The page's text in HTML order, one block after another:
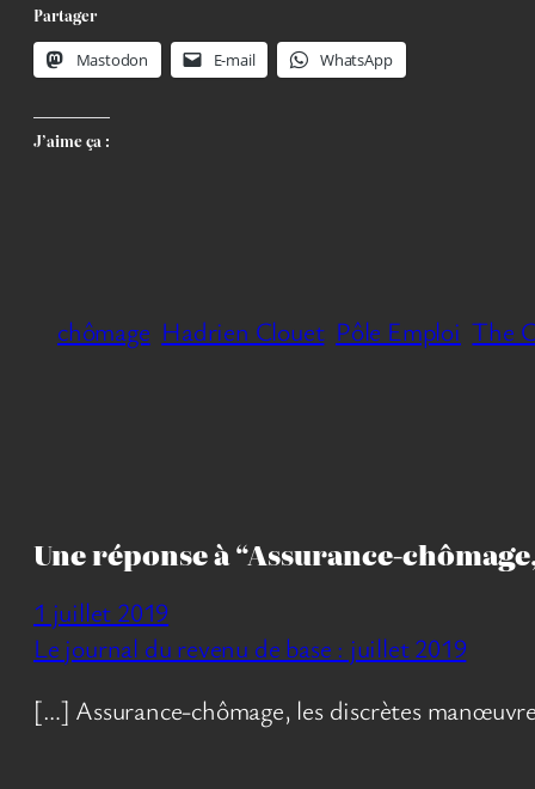
Partager
Mastodon E-mail WhatsApp
J’aime ça :
chômage Hadrien Clouet Pôle Emploi The
Une réponse à “Assurance-
1 juillet 2019
Le journal du revenu de base : juillet 2019
[…] Assurance-chômage, les discrètes